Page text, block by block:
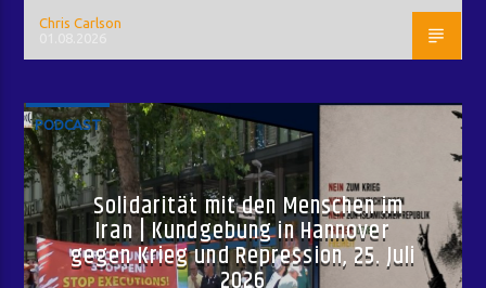
Chris Carlson
PODCAST
Solidarität mit den Menschen im
Iran | Kundgebung in Hannover
gegen Krieg und Repression, 25. Juli